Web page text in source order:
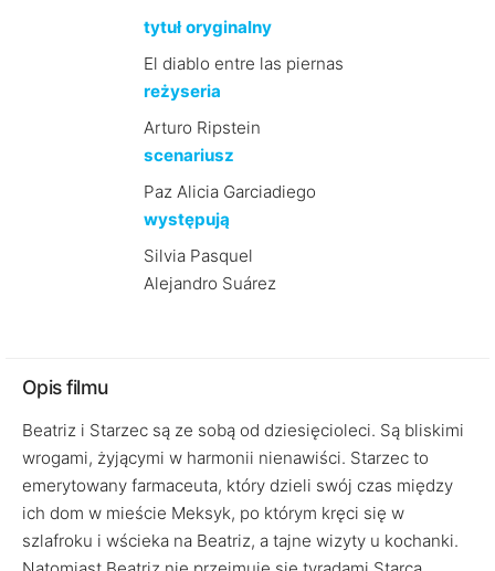
tytuł oryginalny
El diablo entre las piernas
reżyseria
Arturo Ripstein
scenariusz
Paz Alicia Garciadiego
występują
Silvia Pasquel
Alejandro Suárez
Opis filmu
Beatriz i Starzec są ze sobą od dziesięcioleci. Są bliskimi
wrogami, żyjącymi w harmonii nienawiści. Starzec to
emerytowany farmaceuta, który dzieli swój czas między
ich dom w mieście Meksyk, po którym kręci się w
szlafroku i wścieka na Beatriz, a tajne wizyty u kochanki.